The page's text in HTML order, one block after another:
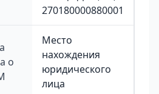
270180000880001
о
Место
нахождения
юридического
лица